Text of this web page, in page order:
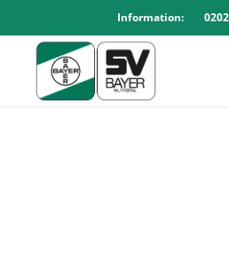
Information: 0202/